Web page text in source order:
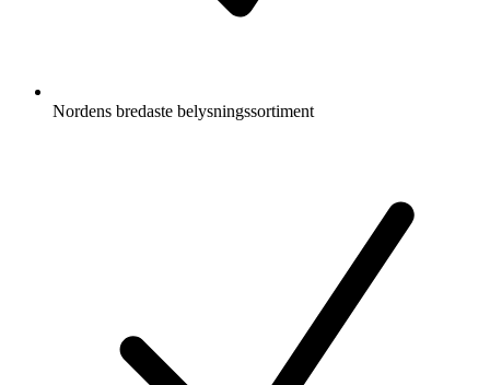
Nordens bredaste belysningssortiment